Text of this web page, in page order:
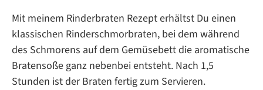
Mit meinem Rinderbraten Rezept erhältst Du einen
klassischen Rinderschmorbraten, bei dem während
des Schmorens auf dem Gemüsebett die aromatische
Bratensoße ganz nebenbei entsteht. Nach 1,5
Stunden ist der Braten fertig zum Servieren.